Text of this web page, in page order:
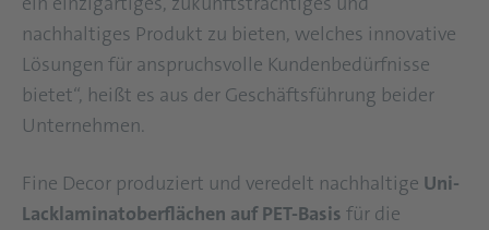
nachhaltiges Produkt zu bieten, welches innovative
Lösungen für anspruchsvolle Kundenbedürfnisse
bietet“, heißt es aus der Geschäftsführung beider
Unternehmen.
Fine Decor produziert und veredelt nachhaltige Uni-
Lacklaminatoberflächen auf PET-Basis für die